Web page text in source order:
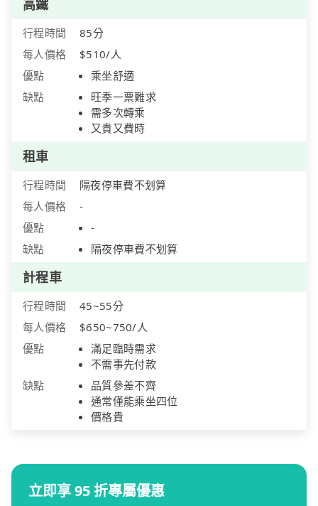
高鐵
行程時間
85分
每人價格
$510/人
優點
乘坐舒適
缺點
旺季一票難求
需多次轉乘
又貴又費時
租車
行程時間
隔夜停車費不划算
每人價格
-
優點
-
缺點
隔夜停車費不划算
計程車
行程時間
45~55分
每人價格
$650~750/人
優點
滿足臨時需求
不需事先付款
缺點
品質參差不齊
通常僅能乘坐四位
價格貴
立即享 95 折專屬優惠